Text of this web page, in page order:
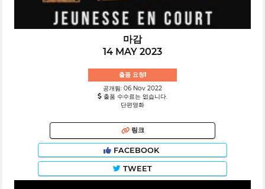
마감
14 MAY 2023
출품 요청!
공개됨: 06 Nov 2022
출품 수수료는 없습니다.
단편영화
링크
FACEBOOK
TWEET